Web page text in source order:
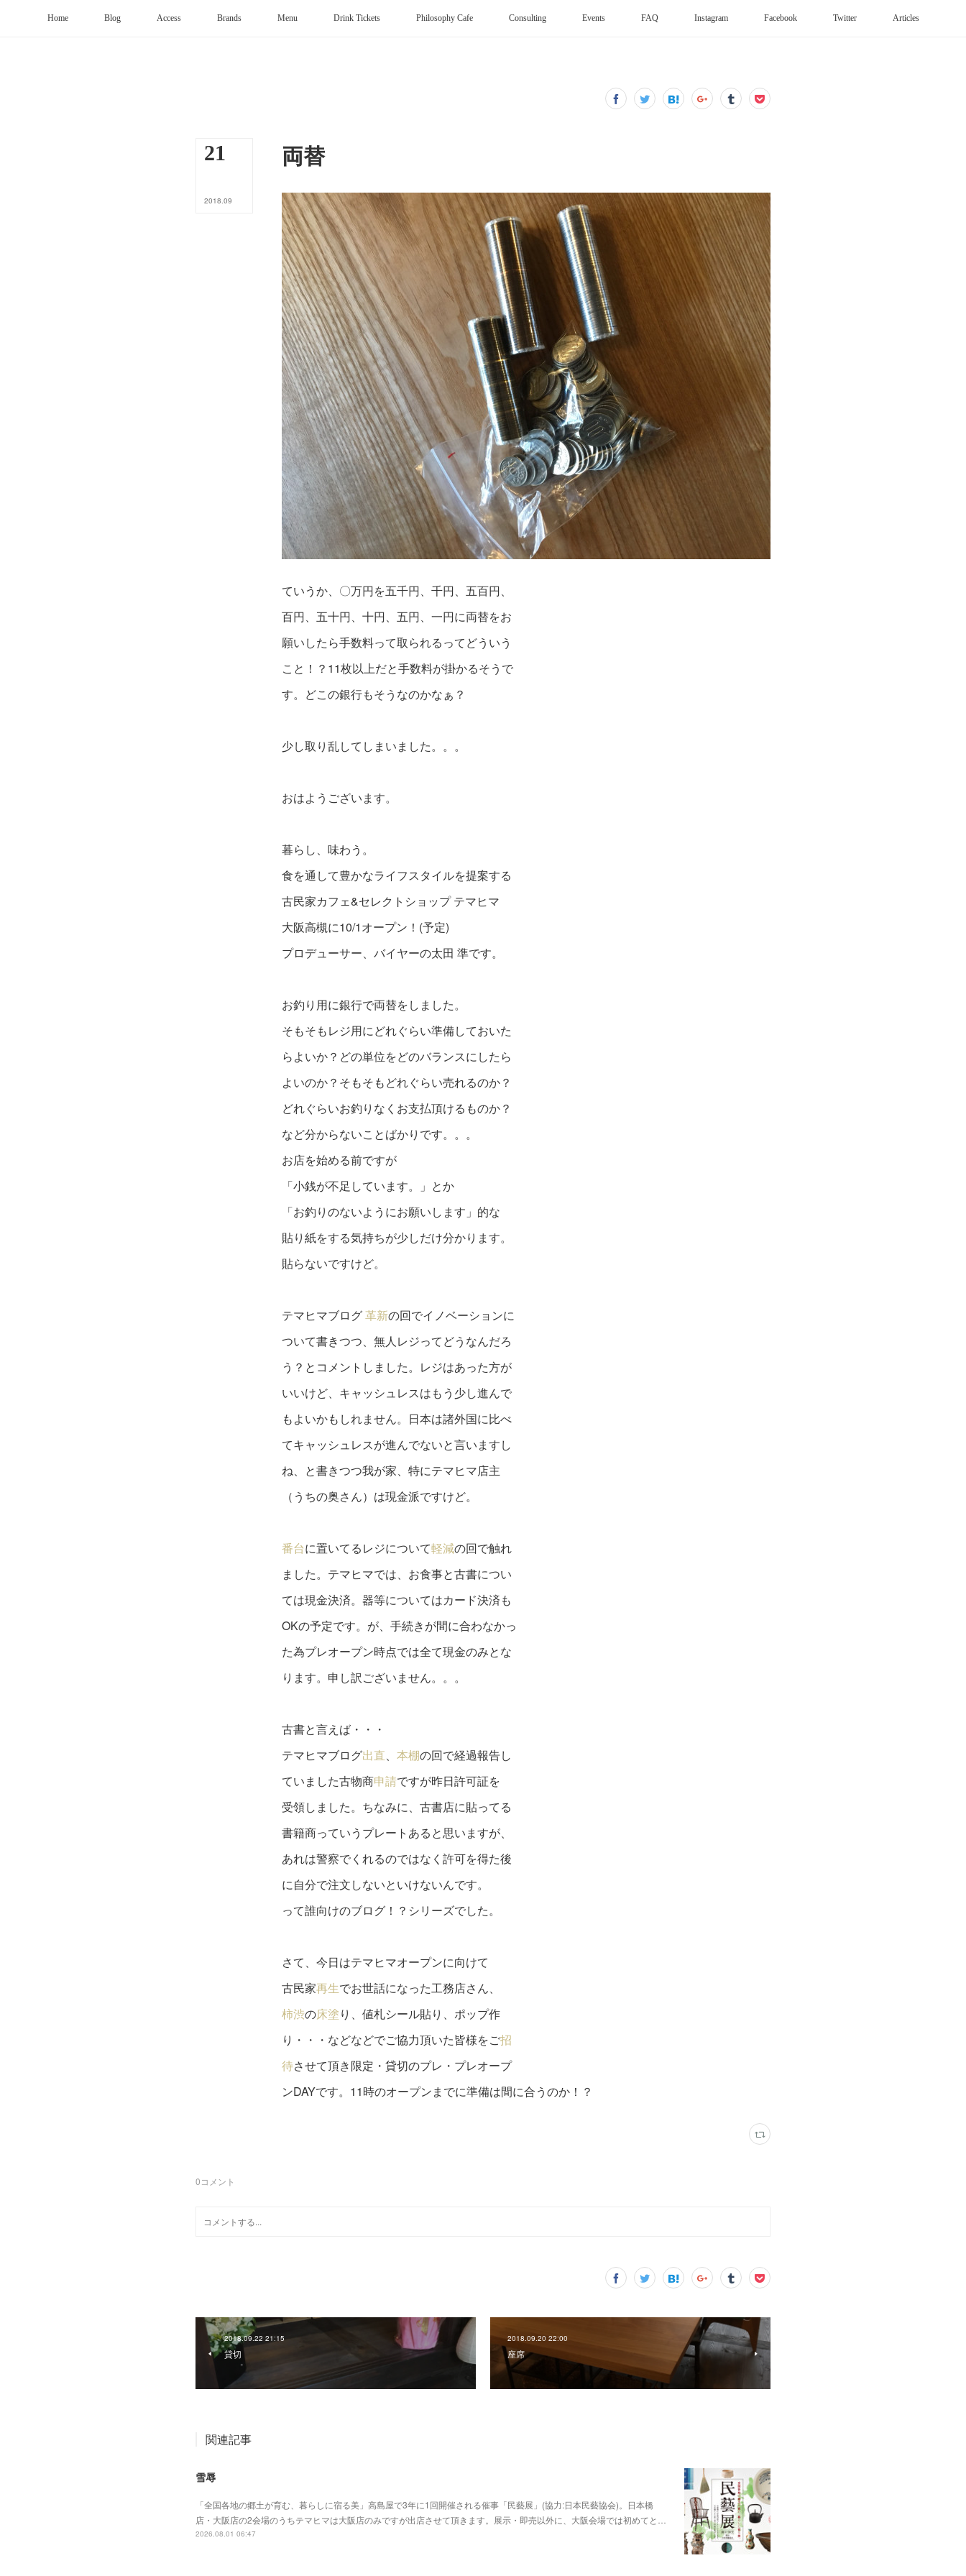
Home Blog Access Brands Menu Drink Tickets Philosophy Cafe Consulting Events FAQ Instagram Facebook Twitter Articles
21
2018.09
両替
ていうか、〇万円を五千円、千円、五百円、
百円、五十円、十円、五円、一円に両替をお
願いしたら手数料って取られるってどういう
こと！？11枚以上だと手数料が掛かるそうで
す。どこの銀行もそうなのかなぁ？
少し取り乱してしまいました。。。
おはようございます。
暮らし、味わう。
食を通して豊かなライフスタイルを提案する
古民家カフェ&セレクトショップ テマヒマ
大阪高槻に10/1オープン！(予定)
プロデューサー、バイヤーの太田 準です。
お釣り用に銀行で両替をしました。
そもそもレジ用にどれぐらい準備しておいた
らよいか？どの単位をどのバランスにしたら
よいのか？そもそもどれぐらい売れるのか？
どれぐらいお釣りなくお支払頂けるものか？
など分からないことばかりです。。。
お店を始める前ですが
「小銭が不足しています。」とか
「お釣りのないようにお願いします」的な
貼り紙をする気持ちが少しだけ分かります。
貼らないですけど。
テマヒマブログ革新の回でイノベーションに
ついて書きつつ、無人レジってどうなんだろ
う？とコメントしました。レジはあった方が
いいけど、キャッシュレスはもう少し進んで
もよいかもしれません。日本は諸外国に比べ
てキャッシュレスが進んでないと言いますし
ね、と書きつつ我が家、特にテマヒマ店主
（うちの奥さん）は現金派ですけど。
番台に置いてるレジについて軽減の回で触れ
ました。テマヒマでは、お食事と古書につい
ては現金決済。器等についてはカード決済も
OKの予定です。が、手続きが間に合わなかっ
た為プレオープン時点では全て現金のみとな
ります。申し訳ございません。。。
古書と言えば・・・
テマヒマブログ出直、 本棚の回で経過報告し
ていました古物商申請ですが昨日許可証を
受領しました。ちなみに、古書店に貼ってる
書籍商っていうプレートあると思いますが、
あれは警察でくれるのではなく許可を得た後
に自分で注文しないといけないんです。
って誰向けのブログ！？シリーズでした。
さて、今日はテマヒマオープンに向けて
古民家再生でお世話になった工務店さん、
柿渋の床塗り、値札シール貼り、ポップ作
り・・・などなどでご協力頂いた皆様をご招
待させて頂き限定・貸切のプレ・プレオープ
ンDAYです。11時のオープンまでに準備は間に合うのか！？
0コメント
2018.09.22 21:15
貸切
2018.09.20 22:00
座席
関連記事
雪辱
「全国各地の郷土が育む、暮らしに宿る美」高島屋で3年に1回開催される催事「民藝展」(協力:日本民藝協会)。日本橋
店・大阪店の2会場のうちテマヒマは大阪店のみですが出店させて頂きます。展示・即売以外に、大阪会場では初めてと…
2026.08.01 06:47